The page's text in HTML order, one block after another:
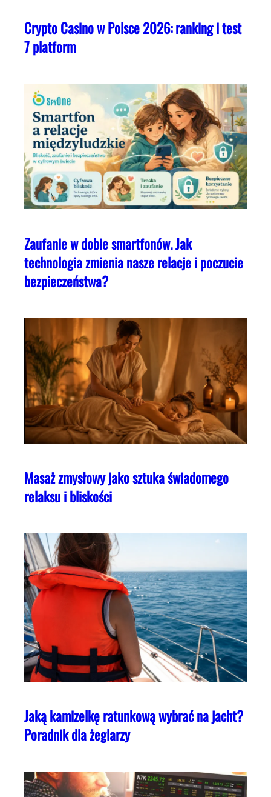
Crypto Casino w Polsce 2026: ranking i test
7 platform
Zaufanie w dobie smartfonów. Jak
technologia zmienia nasze relacje i poczucie
bezpieczeństwa?
Masaż zmysłowy jako sztuka świadomego
relaksu i bliskości
Jaką kamizelkę ratunkową wybrać na jacht?
Poradnik dla żeglarzy